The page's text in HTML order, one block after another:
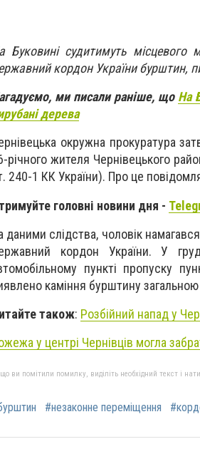
Буковині судитимуть місцевого
кордон України бурштин,
ми писали раніше, що На
дерева
окружна прокуратура
річного жителя Чернівецького
240-1 КК України). Про це
головні новини дня -
даними слідства, чоловік
кордон України. У
пункті пропуску
каміння бурштину
також: Розбійний напад у
у центрі Чернівців могла
ви помітили помилку, виділіть необхідний текст і
#незаконне переміщення